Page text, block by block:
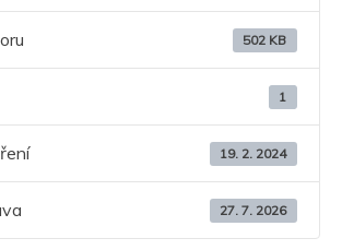
502 KB
1
19. 2. 2024
27. 7. 2026